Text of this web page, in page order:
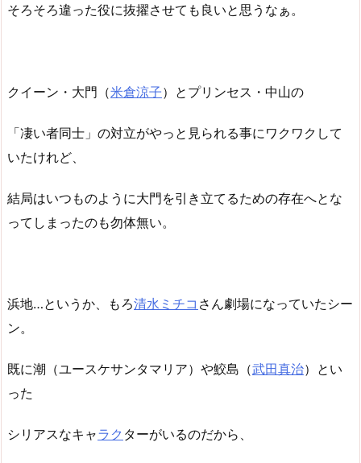
そろそろ違った役に抜擢させても良いと思うなぁ。
クイーン・大門（米倉涼子）とプリンセス・中山の
「凄い者同士」の対立がやっと見られる事にワクワクして
いたけれど、
結局はいつものように大門を引き立てるための存在へとな
ってしまったのも勿体無い。
浜地…というか、もろ清水ミチコ さん劇場になっていたシー
ン。
既に潮（ユースケサンタマリア）や鮫島（武田真治）とい
った
シリアスなキャラク ターがいるのだから、